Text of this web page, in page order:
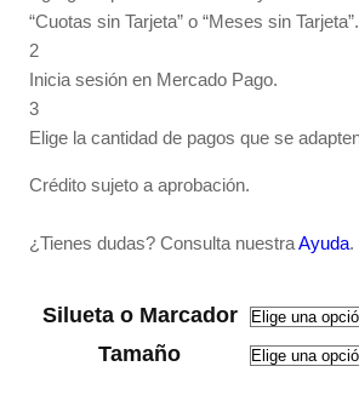
“Cuotas sin Tarjeta” o “Meses sin Tarjeta”.
2
Inicia sesión en Mercado Pago.
3
Elige la cantidad de pagos que se
Crédito sujeto a aprobación.
¿Tienes dudas? Consulta nuestraAyuda.
Silueta o Marcador
Tamaño